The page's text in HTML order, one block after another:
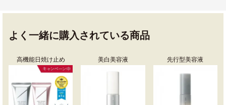
よく一緒に購入されている商品
高機能日焼け止め 美白美容液 先行型美容液